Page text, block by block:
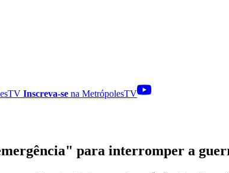
Inscreva-se na MetrópolesTV
para interromper a